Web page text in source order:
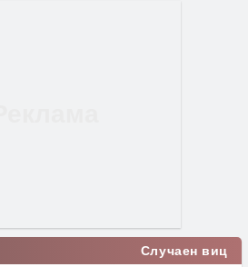
Случаен виц